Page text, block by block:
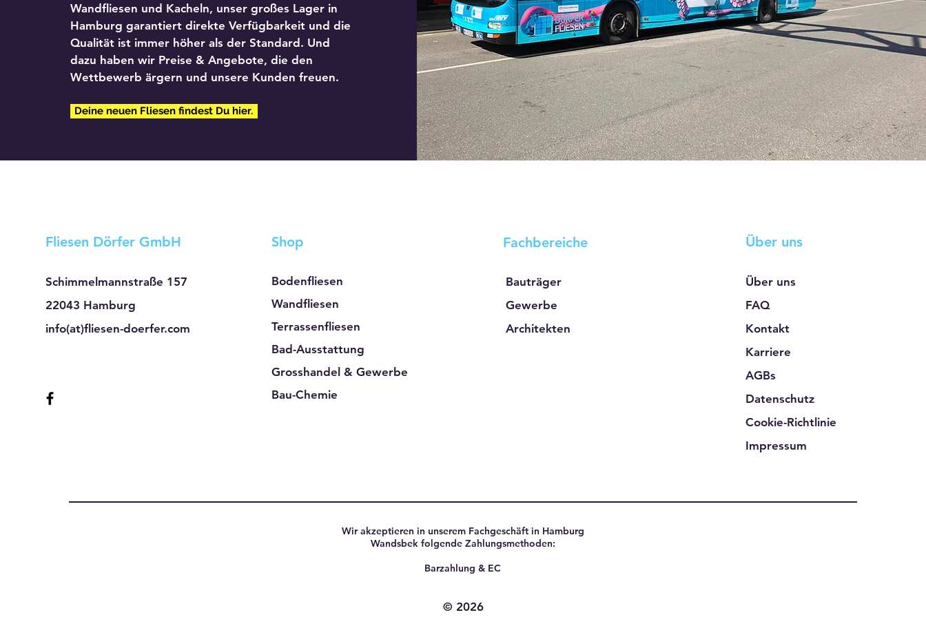
Wandfliesen und Kacheln, unser großes Lager in
Hamburg garantiert direkte Verfügbarkeit und die
Qualität ist immer höher als der Standard. Und
dazu haben wir Preise & Angebote, die den
Wettbewerb ärgern und unsere Kunden freuen.
Deine neuen Fliesen findest Du hier.
Fliesen Dörfer GmbH
Schimmelmannstraße 157
22043 Hamburg
info(at)fliesen-doerfer.com
Shop
Bodenfliesen
Wandfliesen
Terrassenfliesen
Bad-Ausstattung
Grosshandel & Gewerbe
Bau-Chemie
Fachbereiche
Bauträger
Gewerbe
Architekten
Über uns
Über uns
FAQ
Kontakt
Karriere
AGBs
Datenschutz
Cookie-Richtlinie
Impressum
Wir akzeptieren in unserem Fachgeschäft in Hamburg
Wandsbek folgende Zahlungsmethoden:
Barzahlung & EC
© 2026